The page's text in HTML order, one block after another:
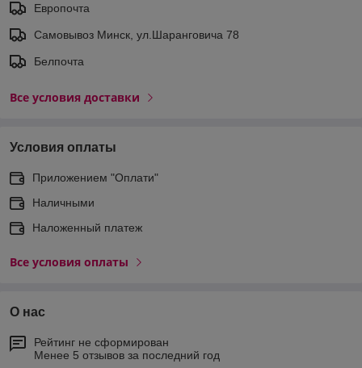
Европочта
Самовывоз Минск, ул.Шаранговича 78
Белпочта
Все условия доставки
Условия оплаты
Приложением "Оплати"
Наличными
Наложенный платеж
Все условия оплаты
О нас
Рейтинг не сформирован
Менее 5 отзывов за последний год